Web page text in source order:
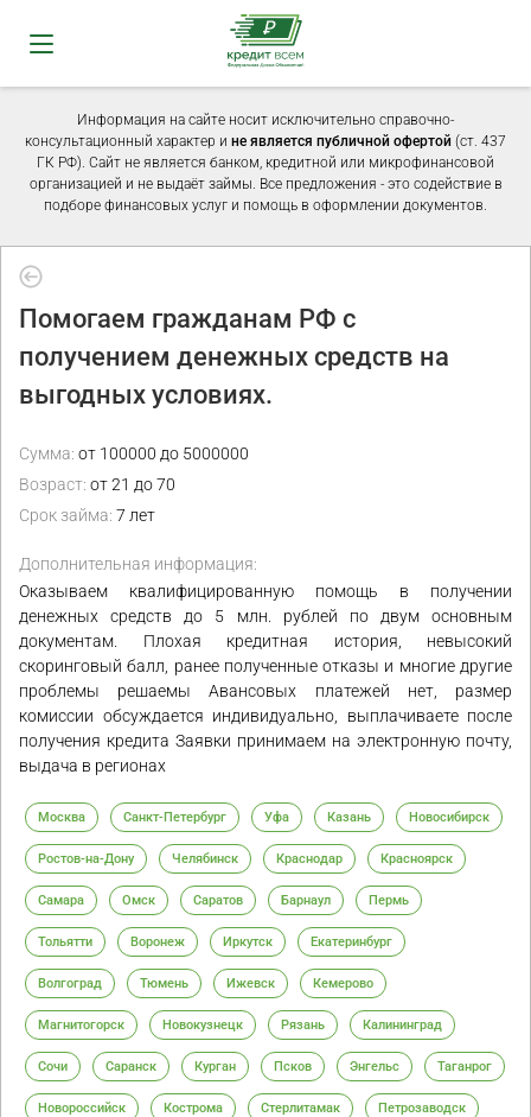
Информация на сайте носит исключительно справочно-
консультационный характер и не является публичной офертой (ст. 437
ГК РФ). Сайт не является банком, кредитной или микрофинансовой
организацией и не выдаёт займы. Все предложения - это содействие в
подборе финансовых услуг и помощь в оформлении документов.
Помогаем гражданам РФ с
получением денежных средств на
выгодных условиях.
Сумма: от 100000 до 5000000
Возраст: от 21 до 70
Срок займа: 7 лет
Дополнительная информация:
Оказываем квалифицированную помощь в получении
денежных средств до 5 млн. рублей по двум основным
документам. Плохая кредитная история, невысокий
скоринговый балл, ранее полученные отказы и многие другие
проблемы решаемы Авансовых платежей нет, размер
комиссии обсуждается индивидуально, выплачиваете после
получения кредита Заявки принимаем на электронную почту,
выдача в регионах
Москва Санкт-Петербург Уфа Казань Новосибирск
Ростов-на-Дону Челябинск Краснодар Красноярск
Самара Омск Саратов Барнаул Пермь
Тольятти Воронеж Иркутск Екатеринбург
Волгоград Тюмень Ижевск Кемерово
Магнитогорск Новокузнецк Рязань Калининград
Сочи Саранск Курган Псков Энгельс Таганрог
Новороссийск Кострома Стерлитамак Петрозаводск